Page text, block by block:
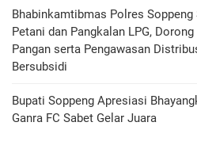
Bhabinkamtibmas Polres Soppeng
Petani dan Pangkalan LPG,
Pangan serta Pengawasan
Bersubsidi
Bupati Soppeng Apresiasi
Ganra FC Sabet Gelar Juara